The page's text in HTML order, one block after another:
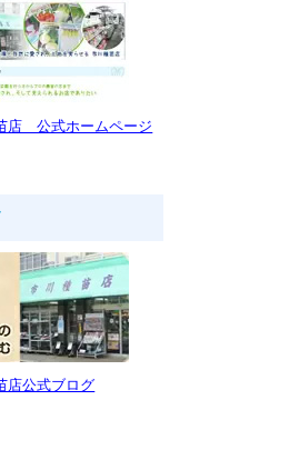
店 公式ホームページ
店公式ブログ